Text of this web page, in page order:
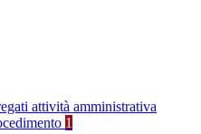
attività amministrativa
1